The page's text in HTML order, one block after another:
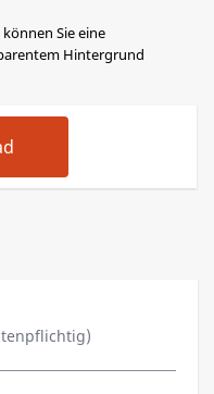
Sie eine
Hintergrund